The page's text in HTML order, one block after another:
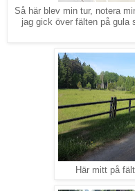
Så här blev min tur, notera
jag gick över fälten på gula
Här mitt på